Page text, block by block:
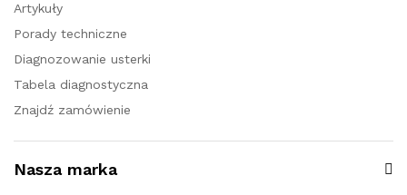
Artykuły
Porady techniczne
Diagnozowanie usterki
Tabela diagnostyczna
Znajdź zamówienie
Nasza marka